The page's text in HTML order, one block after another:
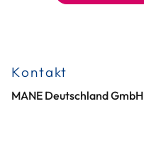
Kontakt
MANE Deutschland GmbH